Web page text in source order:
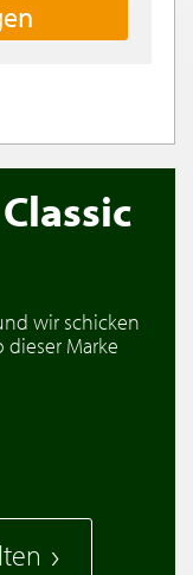
Classic
wir schicken
Marke